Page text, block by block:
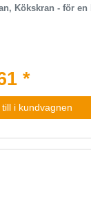
Kökskran - för en
*
till i kundvagnen